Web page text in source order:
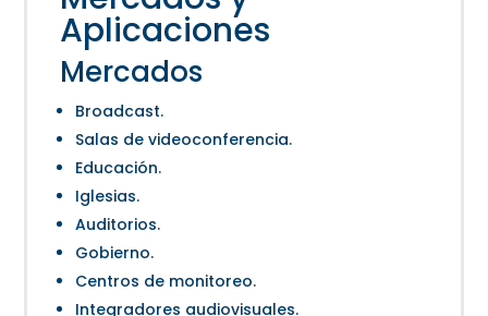
Aplicaciones
Mercados
Broadcast.
Salas de videoconferencia.
Educación.
Iglesias.
Auditorios.
Gobierno.
Centros de monitoreo.
Integradores audiovisuales.